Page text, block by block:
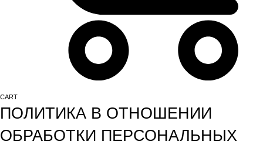
CART
ПОЛИТИКА В ОТНОШЕНИИ
ОБРАБОТКИ ПЕРСОНАЛЬНЫХ